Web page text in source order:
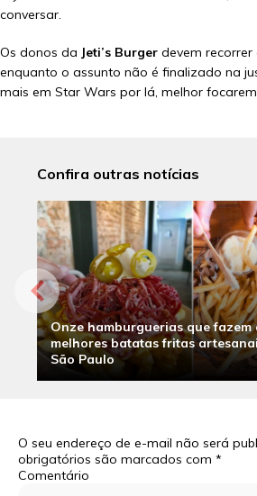
conversar.
Os donos da Jeti’s Burger devem recorrer
enquanto o assunto não é finalizado na
mais em Star Wars por lá, melhor
Confira outras notícias
Onze hamburguerias que fazem
melhores batatas fritas
São Paulo
O seu endereço de e-mail não será
obrigatórios são marcados com *
Comentário